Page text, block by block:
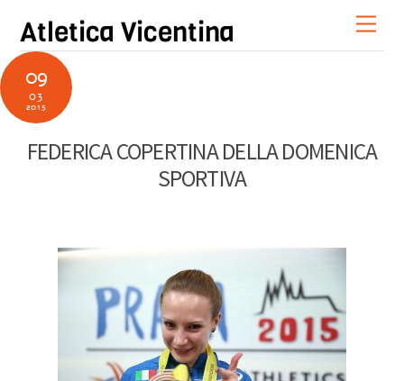
content
Atletica Vicentina
09
03
2015
FEDERICA COPERTINA DELLA DOMENICA
SPORTIVA